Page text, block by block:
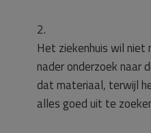
2.
Het ziekenhuis wil niet
nader onderzoek naar
dat materiaal, terwijl
alles goed uit te